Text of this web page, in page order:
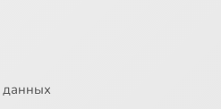
данных